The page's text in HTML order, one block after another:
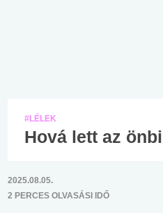
#LÉLEK
Hová lett az
2025.08.05.
2 PERCES OLVASÁSI IDŐ